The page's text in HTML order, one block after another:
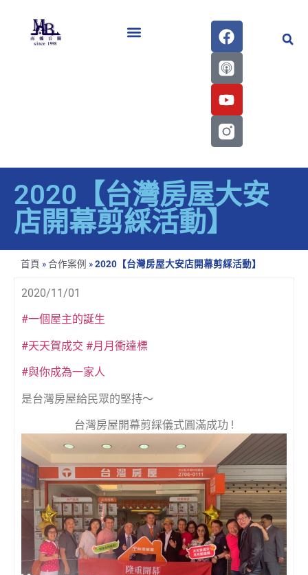
2020【台灣房屋大安
店開幕剪綵活動】
首頁 »合作案例 »2020【台灣房屋大安店開幕剪綵活動】
2020/11/01
#一個屋主的誕生
#天天賀成交 #月月衝達標
#與你成為一家人
是台灣房屋給民眾的堅持～
台灣房屋開幕剪綵儀式圓滿成功 !